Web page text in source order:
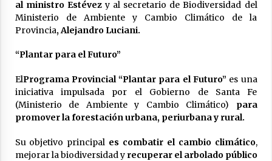
al ministro Estévezy al secretario de Biodiversidad del
Ministerio de Ambiente y Cambio Climático de la
Provincia,Alejandro Luciani.
“Plantar para el Futuro”
ElPrograma Provincial “Plantar para el Futuro” es una
iniciativa impulsada por el Gobierno de Santa Fe
(Ministerio de Ambiente y Cambio Climático) para
promover la forestación urbana, periurbana y rural.
Su objetivo principal es combatir el cambio climático,
mejorar la biodiversidad y recuperar el arbolado público